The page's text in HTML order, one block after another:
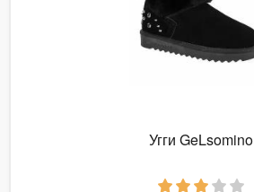
Угги GeLsomino